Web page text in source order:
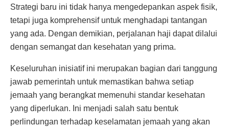
Strategi baru ini tidak hanya mengedepankan aspek fisik,
tetapi juga komprehensif untuk menghadapi tantangan
yang ada. Dengan demikian, perjalanan haji dapat dilalui
dengan semangat dan kesehatan yang prima.
Keseluruhan inisiatif ini merupakan bagian dari tanggung
jawab pemerintah untuk memastikan bahwa setiap
jemaah yang berangkat memenuhi standar kesehatan
yang diperlukan. Ini menjadi salah satu bentuk
perlindungan terhadap keselamatan jemaah yang akan